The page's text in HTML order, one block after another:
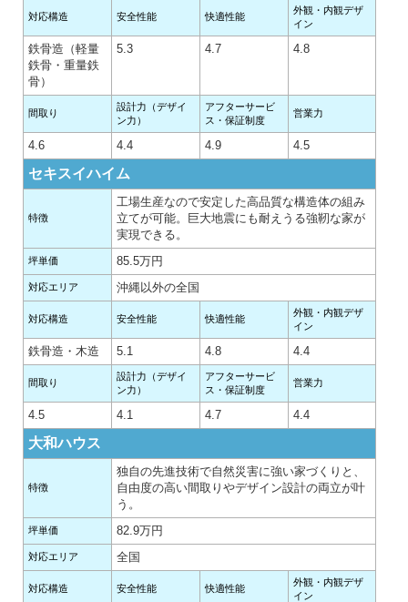
対応構造 安全性能 快適性能
外観・内観デザ
イン
鉄骨造（軽量
鉄骨・重量鉄
骨）
5.3 4.7 4.8
間取り
設計力（デザイ
ン力）
アフターサービ
ス・保証制度
営業力
4.6 4.4 4.9 4.5
セキスイハイム
特徴
工場生産なので安定した高品質な構造体の組み
立てが可能。巨大地震にも耐えうる強靭な家が
実現できる。
坪単価 85.5万円
対応エリア 沖縄以外の全国
対応構造 安全性能 快適性能
外観・内観デザ
イン
鉄骨造・木造 5.1 4.8 4.4
間取り
設計力（デザイ
ン力）
アフターサービ
ス・保証制度
営業力
4.5 4.1 4.7 4.4
大和ハウス
特徴
独自の先進技術で自然災害に強い家づくりと、
自由度の高い間取りやデザイン設計の両立が叶
う。
坪単価 82.9万円
対応エリア 全国
対応構造 安全性能 快適性能
外観・内観デザ
イン